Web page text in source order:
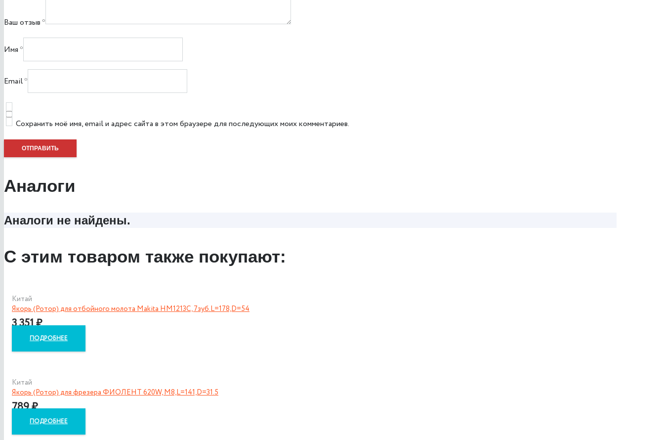
Ваш отзыв*
Имя*
Email*
Сохранить моё имя, email и адрес сайта в этом браузере для последующих моих комментариев.
Аналоги
Аналоги не найдены.
С этим товаром также покупают:
Китай
Якорь (Ротор) для отбойного молота Makita HM1213C, 7зуб.L=178,D=54
3 351₽
ПОДРОБНЕЕ
Китай
Якорь (Ротор) для фрезера ФИОЛЕНТ 620W, М8,L=141,D=31.5
789₽
ПОДРОБНЕЕ